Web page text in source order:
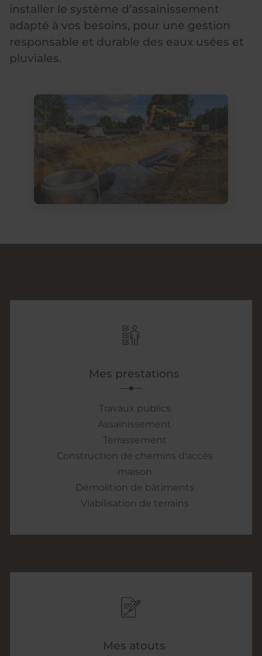
installer le système d’assainissement
adapté à vos besoins, pour une gestion
responsable et durable des eaux usées et
pluviales.
Mes prestations
Travaux publics
Assainissement
Terrassement
Construction de chemins d'accès
maison
Démolition de bâtiments
Viabilisation de terrains
Mes atouts